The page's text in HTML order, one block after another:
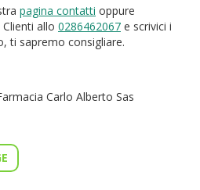
pagina contatti oppure
allo 0286462067 e scrivici i
ti sapremo consigliare.
Carlo Alberto Sas